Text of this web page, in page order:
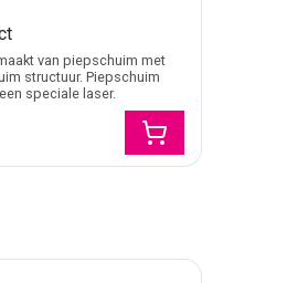
van piepschuim met
structuur. Piepschuim
speciale laser.